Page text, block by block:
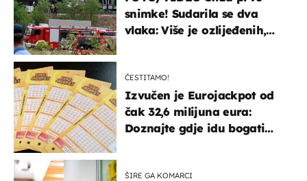
snimke! Sudarila se dva
vlaka: Više je ozlijeđenih,
ČESTITAMO!
Izvučen je Eurojackpot od
čak 32,6 milijuna eura:
Doznajte gdje idu bogati
ŠIRE GA KOMARCI